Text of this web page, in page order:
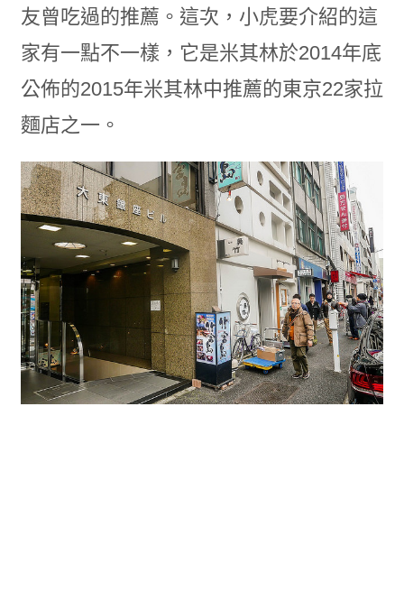
友曾吃過的推薦。這次，小虎要介紹的這
家有一點不一樣，它是米其林於2014年底
公佈的2015年米其林中推薦的東京22家拉
麵店之一。